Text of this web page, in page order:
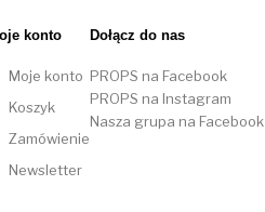
konto
Moje konto
Koszyk
Zamówienie
Newsletter
Dołącz do nas
PROPS na Facebook
PROPS na Instagram
Nasza grupa na Facebook